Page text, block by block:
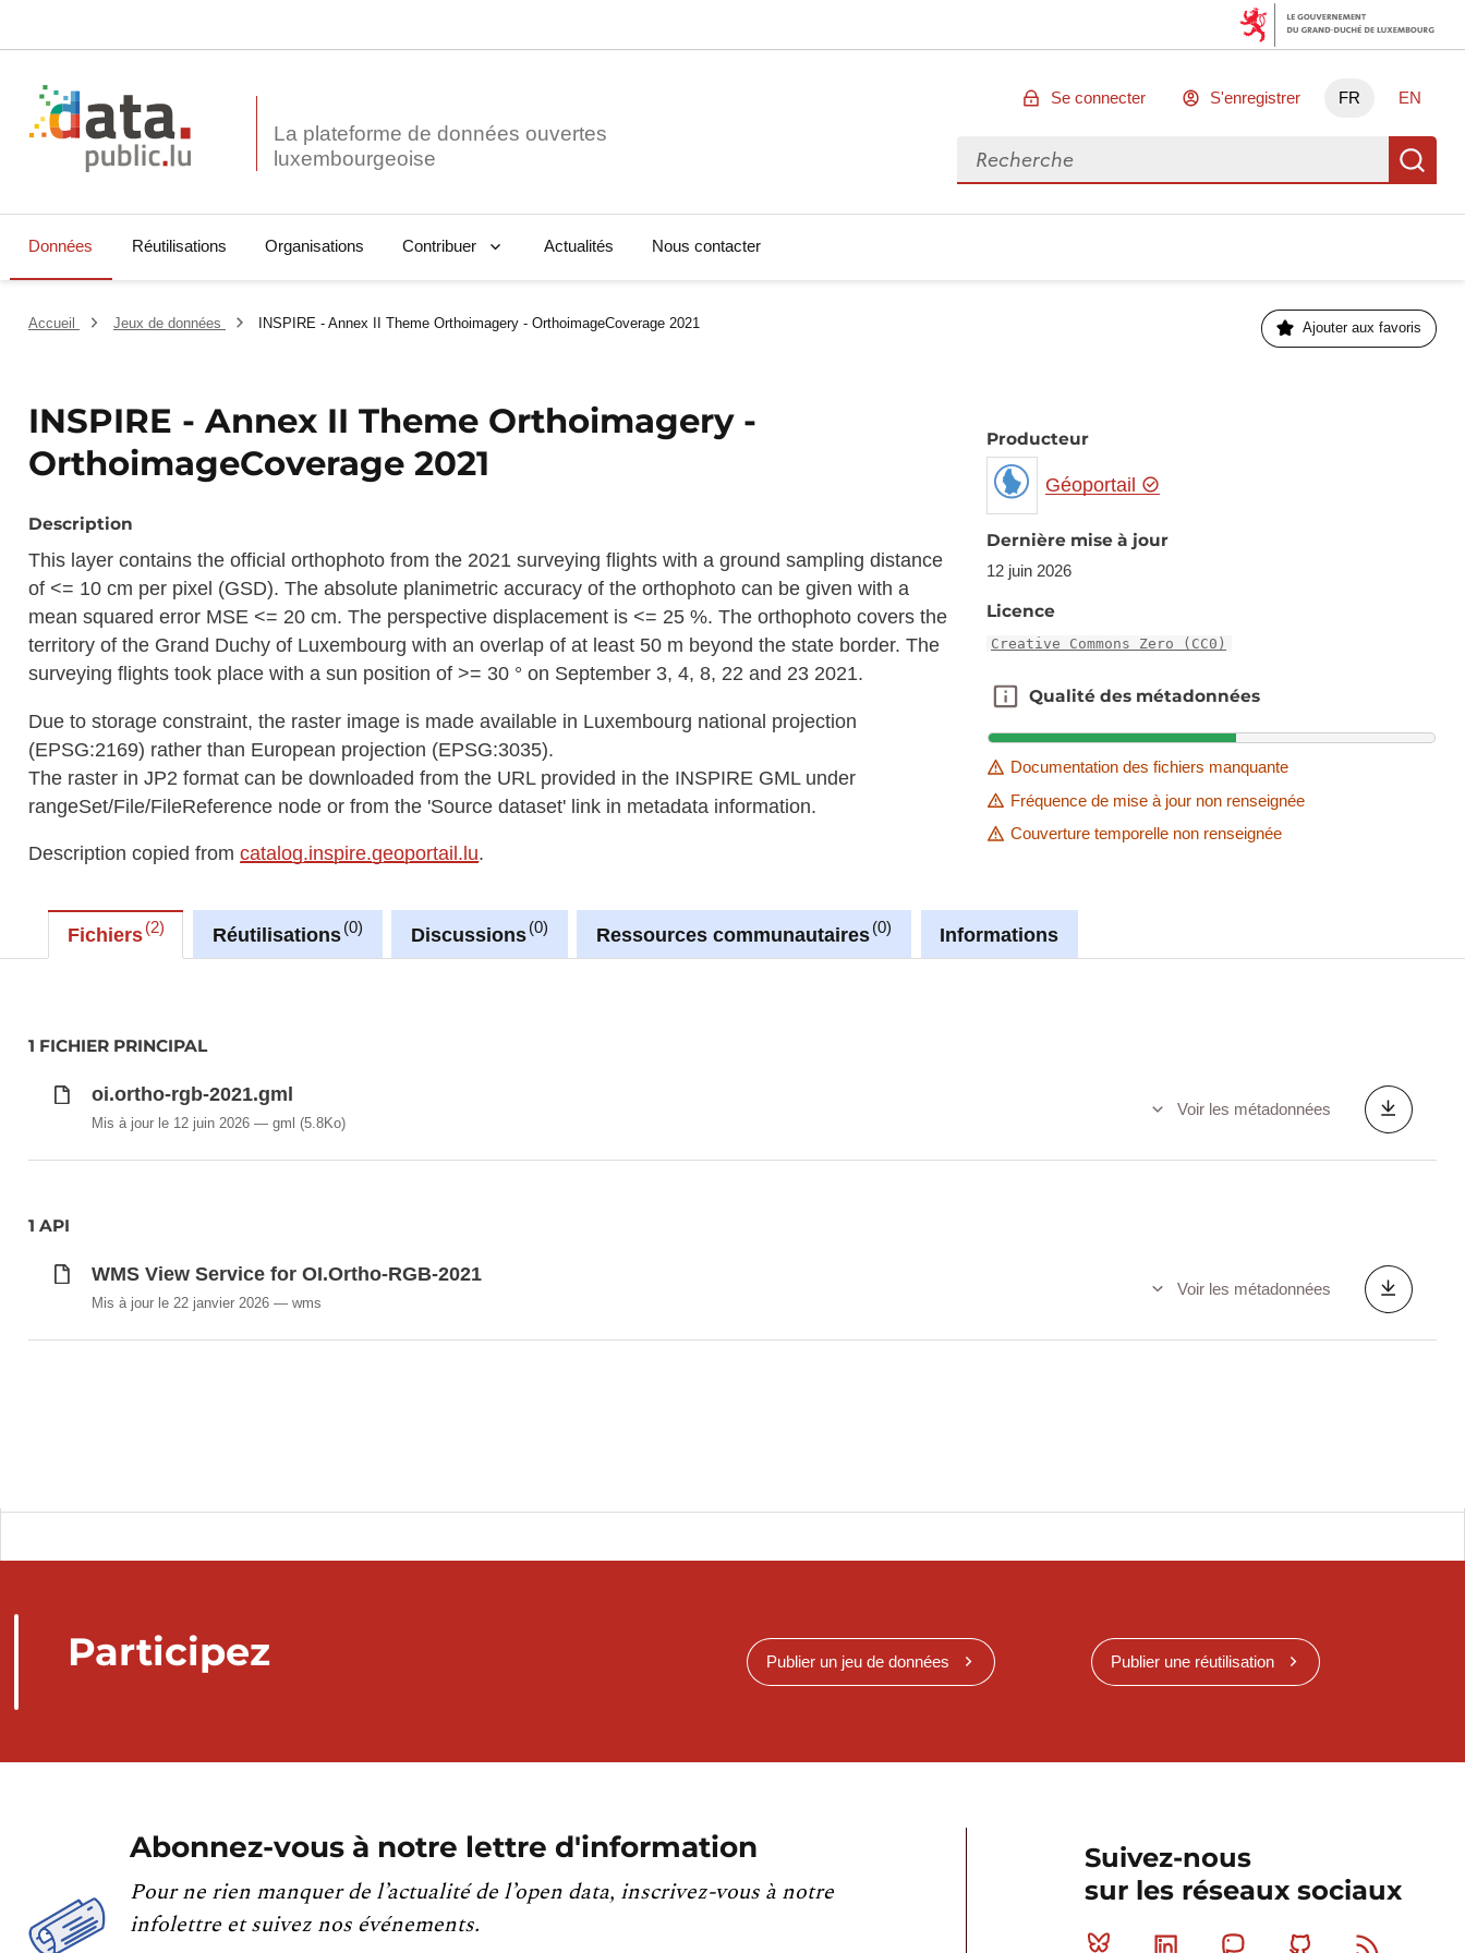
La plateforme de données ouvertes
Se connecter S'enregistrer FR EN
Rechercher des données
Données Réutilisations Organisations Contribuer Actualités Nous contacter
Accueil Jeux de données INSPIRE - Annex II Theme Orthoimagery - OrthoimageCoverage 2021 Ajouter aux favoris
INSPIRE - Annex II Theme Orthoimagery -
OrthoimageCoverage 2021
Description
This layer contains the official orthophoto from the 2021 surveying flights with a ground sampling distance
of <= 10 cm per pixel (GSD). The absolute planimetric accuracy of the orthophoto can be given with a
mean squared error MSE <= 20 cm. The perspective displacement is <= 25 %. The orthophoto covers the
territory of the Grand Duchy of Luxembourg with an overlap of at least 50 m beyond the state border. The
surveying flights took place with a sun position of >= 30 ° on September 3, 4, 8, 22 and 23 2021.
Due to storage constraint, the raster image is made available in Luxembourg national projection
(EPSG:2169) rather than European projection (EPSG:3035).
The raster in JP2 format can be downloaded from the URL provided in the INSPIRE GML under
rangeSet/File/FileReference node or from the 'Source dataset' link in metadata information.
Description copied fromcatalog.inspire.geoportail.lu.
Producteur
Géoportail
Dernière mise à jour
12 juin 2026
Licence
Creative Commons Zero (CC0)
Qualité des métadonnées
Qualité des métadonnées
Documentation des fichiers manquante
Fréquence de mise à jour non renseignée
Couverture temporelle non renseignée
Fichiers 2 Réutilisations 0 Discussions 0 Ressources communautaires 0 Informations
1 FICHIER PRINCIPAL
oi.ortho-rgb-2021.gml
Mis à jour le 12 juin 2026 gml(5.8Ko)
Voir les métadonnées
1 API
WMS View Service for OI.Ortho-RGB-2021
Mis à jour le 22 janvier 2026 wms
Voir les métadonnées
Participez Publier un jeu de données Publier une réutilisation
Abonnez-vous à notre lettre d'information
Pour ne rien manquer de l’actualité de l’open data, inscrivez-vous à notre
infolettre et suivez nos événements.
Suivez-nous
sur les réseaux sociaux
Bluesky Linkedin MastodonGithub